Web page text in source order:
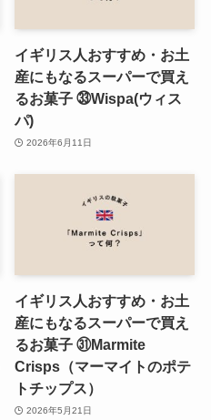
イギリス人おすすめ・お土
産にもなるスーパーで買え
るお菓子 ㉝Wispa(ウィス
パ)
2026年6月11日
イギリス人おすすめ・お土
産にもなるスーパーで買え
るお菓子 ㉛Marmite
Crisps（マーマイトのポテ
トチップス）
2026年5月21日